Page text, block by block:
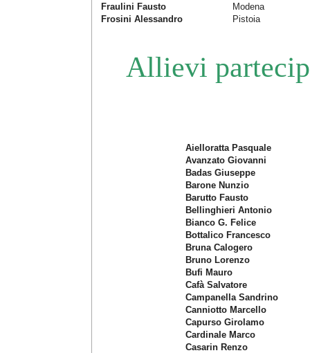
Fraulini Fausto
Modena
Frosini Alessandro
Pistoia
Allievi
Aielloratta Pasquale
Avanzato Giovanni
Badas Giuseppe
Barone Nunzio
Barutto Fausto
Bellinghieri Antonio
Bianco G. Felice
Bottalico Francesco
Bruna Calogero
Bruno Lorenzo
Bufi Mauro
Cafà Salvatore
Campanella Sandrino
Canniotto Marcello
Capurso Girolamo
Cardinale Marco
Casarin Renzo